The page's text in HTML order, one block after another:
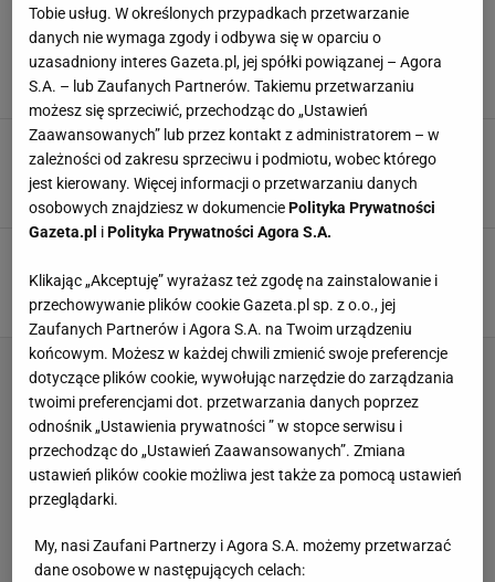
Prezes przyjechał na mecz walcem, kibice
zamienili Gryfię w piekło, ale w finale zagra
Śląsk
Łukasz Cegliński, 13 MAJA 2022, 20:09
Szok we Wrocławiu, euforia w Słupsku. Śląsk
znów rozbity przez Czarnych. A Legia czeka
Łukasz Cegliński, 10 MAJA 2022, 22:35
zdemolowali Śląsk 123:60. To nie pomyłka
Łukasz Cegliński,8 MAJA 2022, 22:36
Tobie usług. W określonych przypadkach przetwarzanie
danych nie wymaga zgody i odbywa się w oparciu o
uzasadniony interes Gazeta.pl, jej spółki powiązanej – Agora
S.A. – lub Zaufanych Partnerów. Takiemu przetwarzaniu
możesz się sprzeciwić, przechodząc do „Ustawień
Zaawansowanych” lub przez kontakt z administratorem – w
zależności od zakresu sprzeciwu i podmiotu, wobec którego
jest kierowany. Więcej informacji o przetwarzaniu danych
osobowych znajdziesz w dokumenciePolityka Prywatności
Gazeta.pl iPolityka Prywatności Agora S.A.
Klikając „Akceptuję” wyrażasz też zgodę na zainstalowanie i
przechowywanie plików cookie Gazeta.pl sp. z o.o., jej
Zaufanych Partnerów i Agora S.A. na Twoim urządzeniu
końcowym. Możesz w każdej chwili zmienić swoje preferencje
dotyczące plików cookie, wywołując narzędzie do zarządzania
twoimi preferencjami dot. przetwarzania danych poprzez
odnośnik „Ustawienia prywatności ” w stopce serwisu i
przechodząc do „Ustawień Zaawansowanych”. Zmiana
ustawień plików cookie możliwa jest także za pomocą ustawień
przeglądarki.
My, nasi Zaufani Partnerzy i Agora S.A. możemy przetwarzać
dane osobowe w następujących celach: